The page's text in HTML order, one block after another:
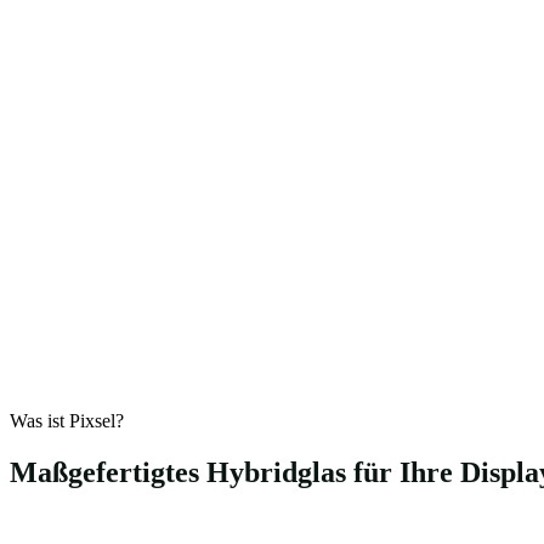
Was ist Pixsel?
Maßgefertigtes Hybridglas für Ihre